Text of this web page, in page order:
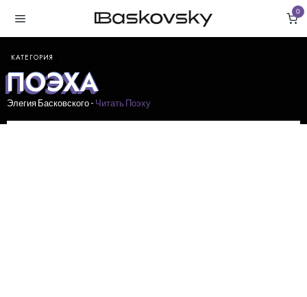
0
КАТЕГОРИЯ
ПОЭХА
Элегия Басковского - Читать Поэху